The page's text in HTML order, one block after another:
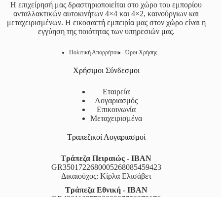
Η επιχείρησή μας δραστηριοποιείται στο χώρο του εμπορίου
ανταλλακτικών αυτοκινήτων 4×4 και 4×2, καινούργιων και
μεταχειρισμένων. Η εικοσαετή εμπειρία μας στον χώρο είναι η
εγγύηση της ποιότητας των υπηρεσιών μας.
Πολιτική Απορρήτου Όροι Χρήσης
Χρήσιμοι Σύνδεσμοι
Εταιρεία
Λογαριασμός
Επικοινωνία
Μεταχειρισμένα
Τραπεζικοί Λογαριασμοί
Τράπεζα Πειραιώς - IBAN
GR3501722680005268085459423
Δικαιούχος: Κίρλα Ελισάβετ
Τράπεζα Εθνική - IBAN